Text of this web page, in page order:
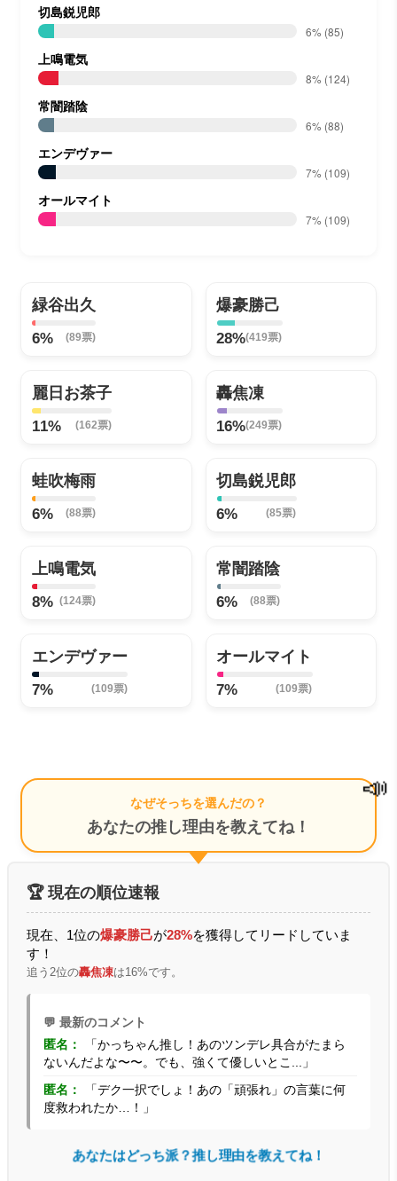
切島鋭児郎
6% (85)
上鳴電気
8% (124)
常闇踏陰
6% (88)
エンデヴァー
7% (109)
オールマイト
7% (109)
緑谷出久
6% (89票)
爆豪勝己
28%(419票)
麗日お茶子
11% (162票)
轟焦凍
16%(249票)
蛙吹梅雨
6% (88票)
切島鋭児郎
6% (85票)
上鳴電気
8% (124票)
常闇踏陰
6% (88票)
エンデヴァー
7% (109票)
オールマイト
7% (109票)
なぜそっちを選んだの？
あなたの推し理由を教えてね！
📣
🏆 現在の順位速報
現在、1位の爆豪勝己が28%を獲得してリードしていま
す！
追う2位の轟焦凍は16%です。
💬 最新のコメント
匿名：
「かっちゃん推し！あのツンデレ具合がたまら
ないんだよな〜〜。でも、強くて優しいとこ...」
匿名：
「デク一択でしょ！あの「頑張れ」の言葉に何
度救われたか…！」
あなたはどっち派？推し理由を教えてね！